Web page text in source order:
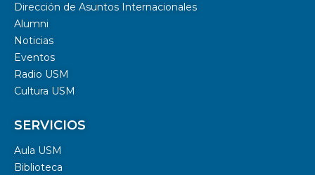
Dirección de Asuntos Internacionales
Alumni
Noticias
Eventos
Radio USM
Cultura USM
SERVICIOS
Aula USM
Biblioteca